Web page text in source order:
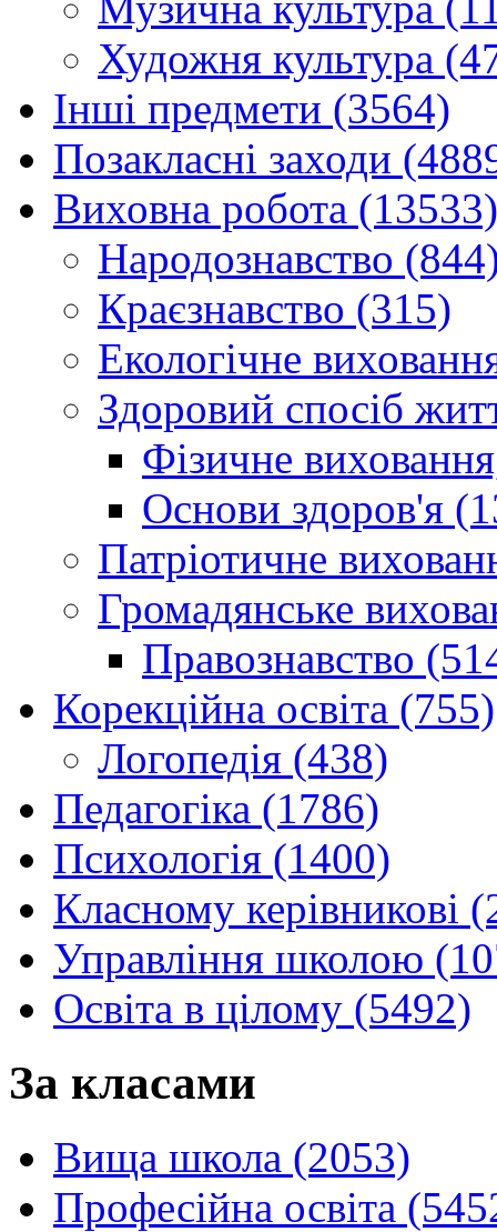
Художня культура
Інші предмети (3564)
Позакласні заходи
Виховна робота (13533)
Народознавство
Краєзнавство (315)
Екологічне
Здоровий спосіб
Фізичне
Основи здоров'я
Патріотичне
Громадянське
Правознавство
Корекційна освіта (755)
Логопедія (438)
Педагогіка (1786)
Психологія (1400)
Класному керівникові
Управління школою
Освіта в цілому (5492)
За класами
Вища школа (2053)
Професійна освіта